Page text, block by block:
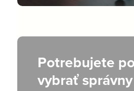
Potrebujete
vybrať